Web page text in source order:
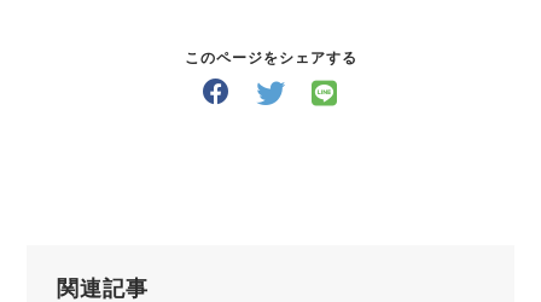
このページをシェアする
関連記事